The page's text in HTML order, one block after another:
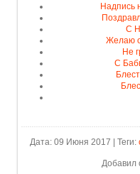
Надпись
С
Желаю
Не
С
Дата: 09 Июня 2017 | Теги:
Добавил